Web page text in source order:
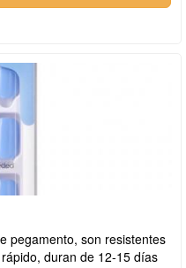
pegamento, son resistentes
duran de 12-15 días